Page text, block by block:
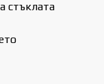
стъклата